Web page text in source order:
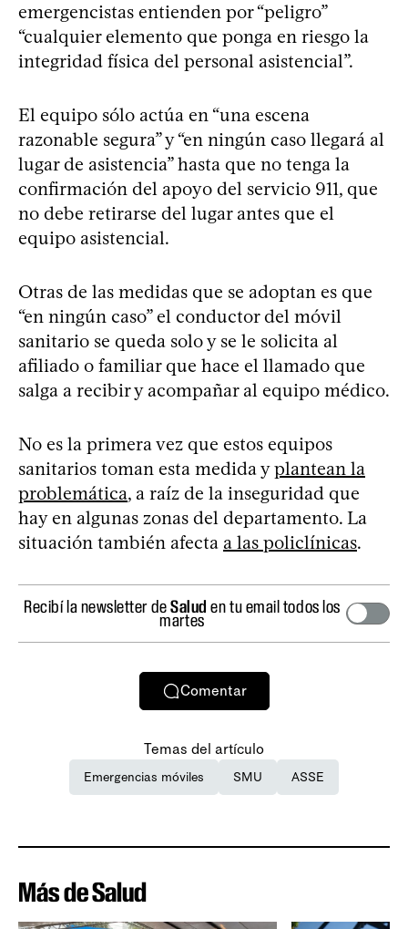
emergencistas entienden por “peligro”
“cualquier elemento que ponga en riesgo la
integridad física del personal asistencial”.
El equipo sólo actúa en “una escena
razonable segura” y “en ningún caso llegará al
lugar de asistencia” hasta que no tenga la
confirmación del apoyo del servicio 911, que
no debe retirarse del lugar antes que el
equipo asistencial.
Otras de las medidas que se adoptan es que
“en ningún caso” el conductor del móvil
sanitario se queda solo y se le solicita al
afiliado o familiar que hace el llamado que
salga a recibir y acompañar al equipo médico.
No es la primera vez que estos equipos
sanitarios toman esta medida yplantean la
problemática, a raíz de la inseguridad que
hay en algunas zonas del departamento. La
situación también afecta a las policlínicas.
Recibí la newsletter deSalud en tu email todos los
martes
Comentar
Temas del artículo
Emergencias móviles SMU ASSE
Más de Salud